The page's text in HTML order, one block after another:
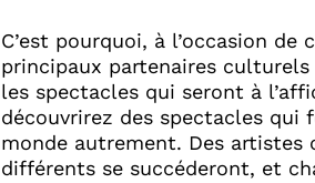
C’est pourquoi, à l’occasion
principaux partenaires
les spectacles qui seront à
découvrirez des spectacles
monde autrement. Des
différents se succéderont, et